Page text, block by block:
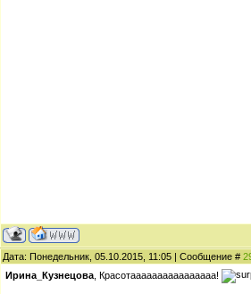
Дата: Понедельник, 05.10.2015, 11:05 | Сообщение #
Ирина_Кузнецова , Красотаааааааааааааааа!